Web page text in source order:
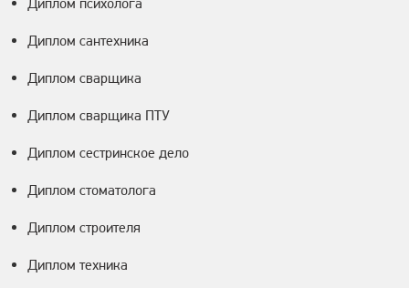
Диплом сантехника
Диплом сварщика
Диплом сварщика ПТУ
Диплом сестринское дело
Диплом стоматолога
Диплом строителя
Диплом техника